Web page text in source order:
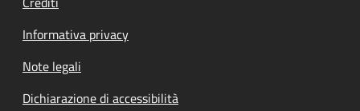
Informativa privacy
Note legali
Dichiarazione di accessibilità